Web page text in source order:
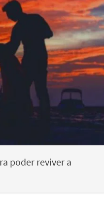
poder reviver a